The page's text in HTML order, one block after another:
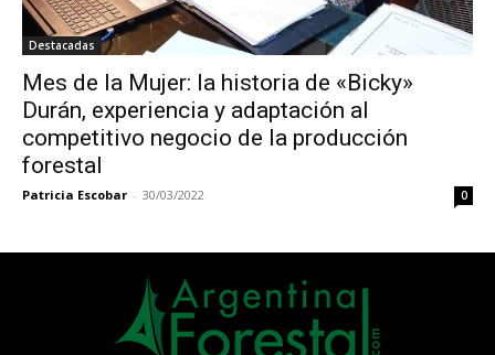
Destacadas
Mes de la Mujer: la historia de «Bicky»
Durán, experiencia y adaptación al
competitivo negocio de la producción
forestal
Patricia Escobar - 30/03/2022 0